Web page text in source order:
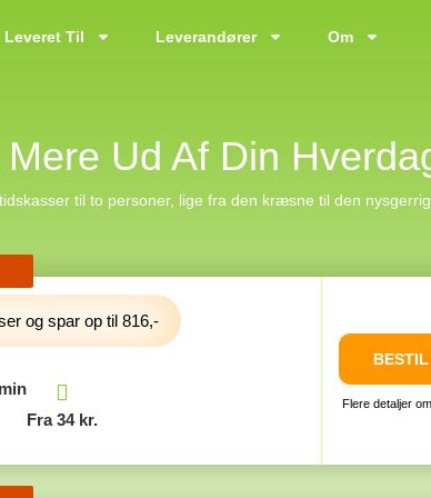
Leveret Til Leverandører Om
Ud Af Din
til to personer, lige fra den kræsne til den
og spar op til 816,-
Fra 34 kr.
Flere detaljer